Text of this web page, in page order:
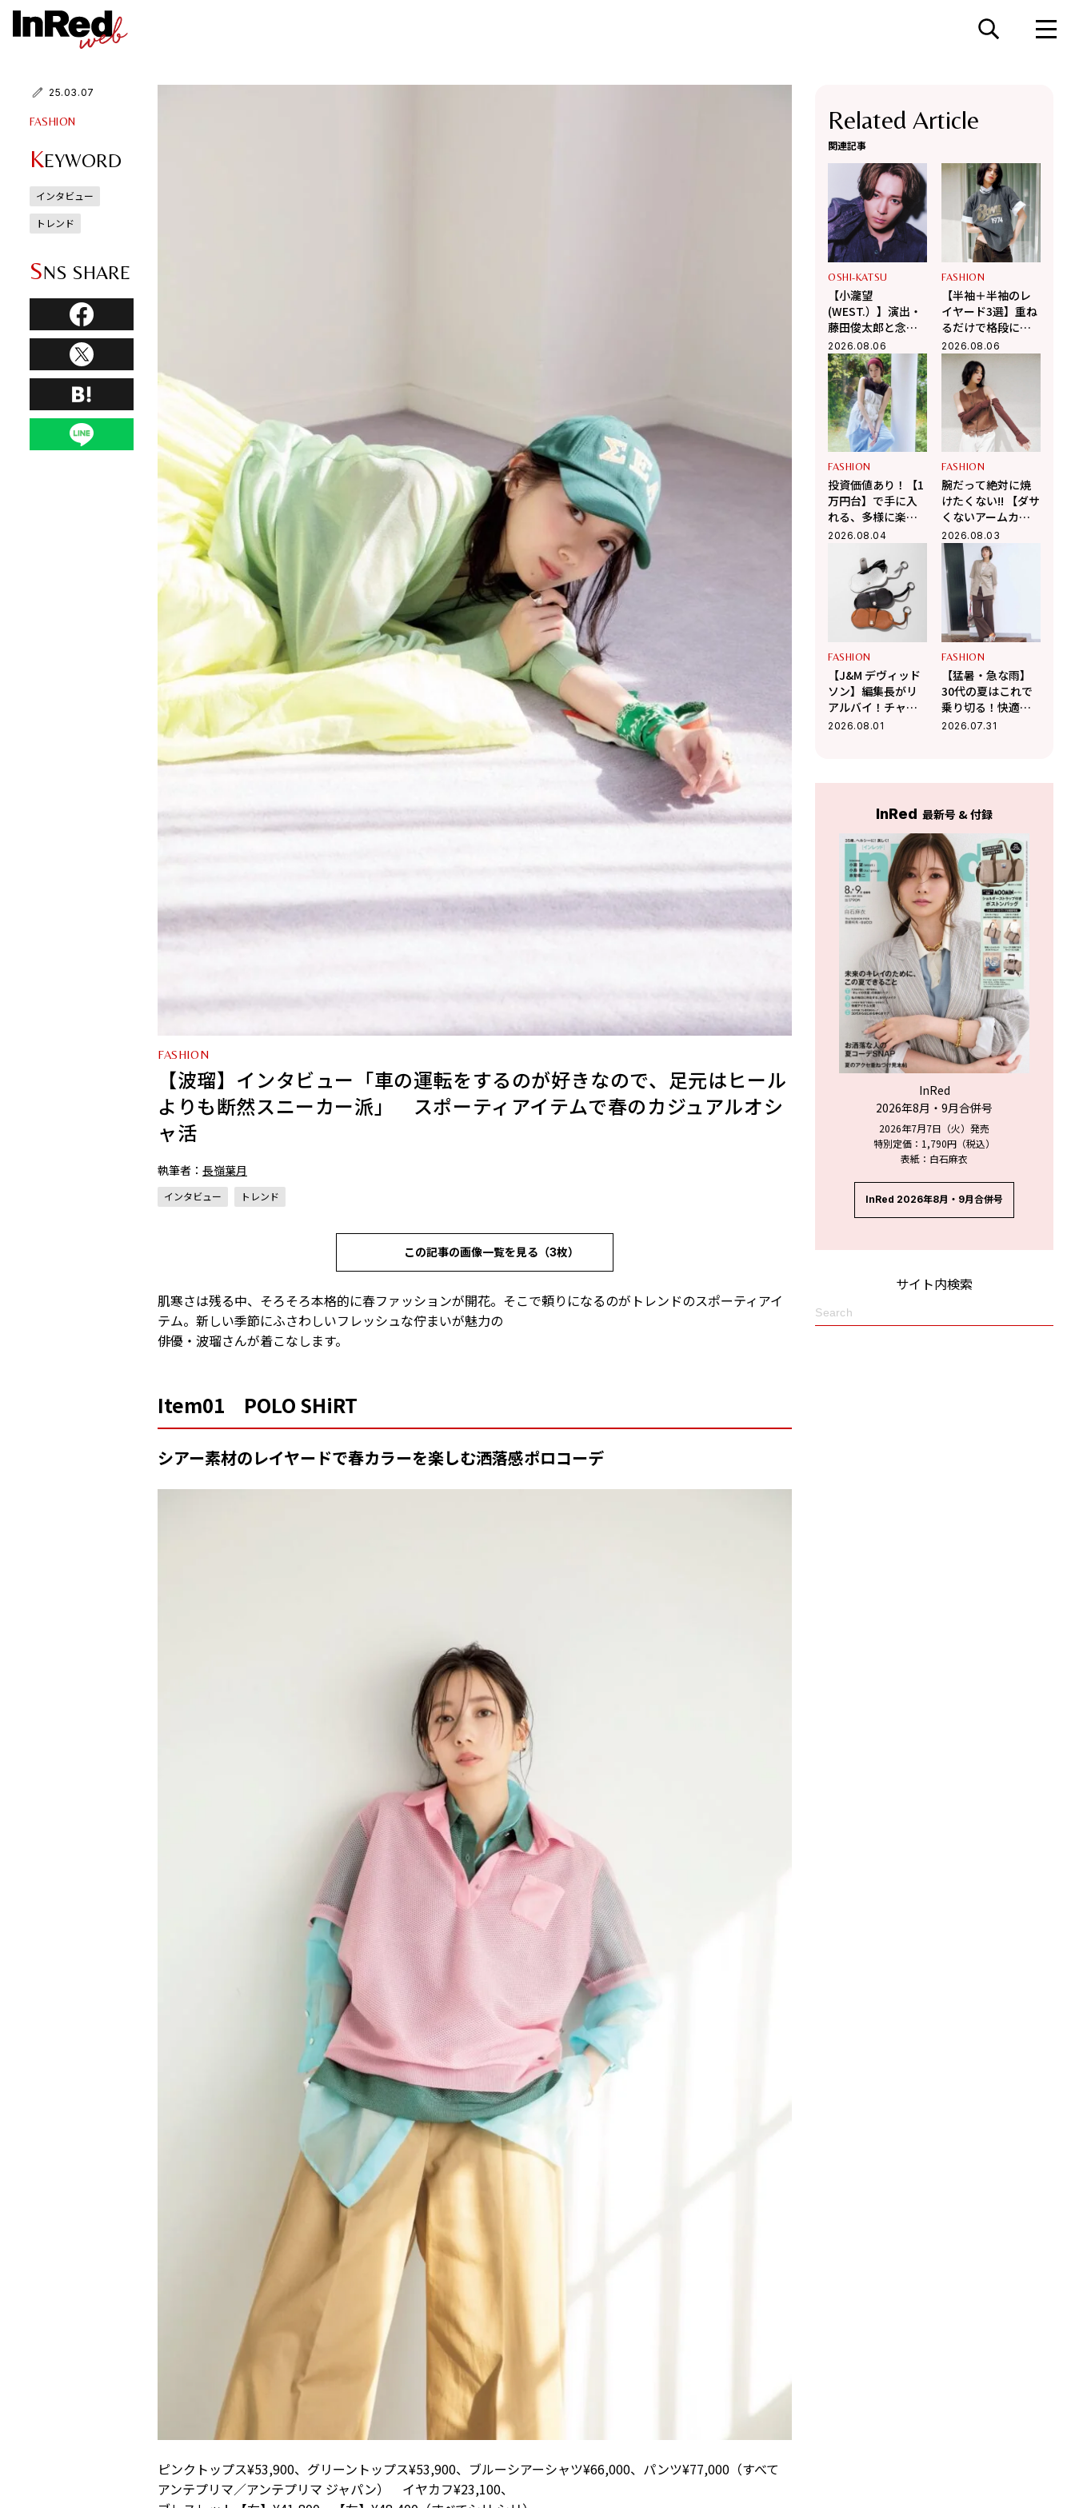
FASHION
【波瑠】インタビュー「車の運転をするのが好きなので、足元はヒール
よりも断然スニーカー派」 スポーティアイテムで春のカジュアルオシ
ャ活
執筆者： 長嶺葉月
インタビュー トレンド
この記事の画像一覧を見る（3枚）
肌寒さは残る中、そろそろ本格的に春ファッションが開花。そこで頼りになるのがトレンドのスポーティアイ
テム。新しい季節にふさわしいフレッシュな佇まいが魅力の
俳優・波瑠さんが着こなします。
Item01 POLO SHiRT
シアー素材のレイヤードで春カラーを楽しむ洒落感ポロコーデ
ピンクトップス¥53,900、グリーントップス¥53,900、ブルーシアーシャツ¥66,000、パンツ¥77,000（すべて
アンテプリマ／アンテプリマ ジャパン） イヤカフ¥23,100、
25.03.07
FASHION
KEYWORD
インタビュー
トレンド
SNS SHARE
Related Article
関連記事
OSHI-KATSU
【小瀧望
(WEST.）】演出・
藤田俊太郎と念願
のタッグ！幻の井
上ひさし戯曲『う
ま』で演じる“爽快
な悪人”の魅力とは
2026.08.06
FASHION
【半袖＋半袖のレ
イヤード3選】重ね
るだけで格段に洒
落て気温調整もで
きる！
2026.08.06
FASHION
投資価値あり！【1
万円台】で手に入
れる、多様に楽し
む大人の「最旬シ
2026.08.04
FASHION
腕だって絶対に焼
けたくない!! 【ダサ
くないアームカバ
ーのコーデ術3選】
2026.08.03
FASHION
【J&M デヴィッド
ソン】編集長がリ
アルバイ！チャー
ムにもなるメガネ
2026.08.01
FASHION
【猛暑・急な雨】
30代の夏はこれで
乗り切る！快適さ
を味方にする「コ
2026.07.31
InRed 最新号 & 付録
InRed
2026年8月・9月合併号
2026年7月7日（火）発売
特別定価：1,790円（税込）
表紙：白石麻衣
InRed 2026年8月・9月合併号
サイト内検索